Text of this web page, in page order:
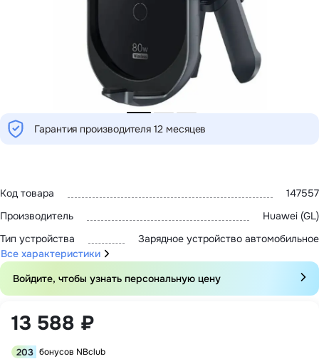
MatePad 12
MatePad Mini
Наушники
Мониторы
Аксессуары
Чехлы
Стилусы
Сетевое оборудование
Защитные пленки
Умные очки
Поисковые трекеры
Роутеры
Гарантия производителя 12 месяцев
Код товара
147557
Производитель
Huawei (GL)
Тип устройства
Зарядное устройство автомобильное
Все характеристики
Войдите, чтобы узнать персональную цену
13 588 ₽
203 бонусов NBclub